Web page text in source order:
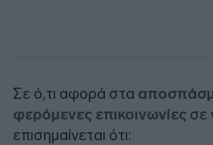
Σε ό,τι αφορά στα
φερόμενες επικοινωνίες σε
επισημαίνεται ότι: